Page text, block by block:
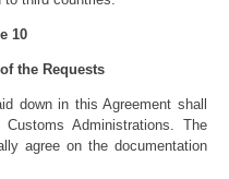
10
the Requests
down in this Agreement shall
Administrations. The
agree on the documentation